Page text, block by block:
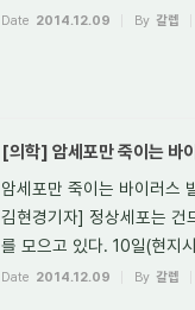
Date 2014.12.09 By 갈렙
[의학] 암세포만 죽이는
암세포만 죽이는 바이러
김현경기자] 정상세포는 건
를 모으고 있다. 10일(현지
Date 2014.12.09 By 갈렙